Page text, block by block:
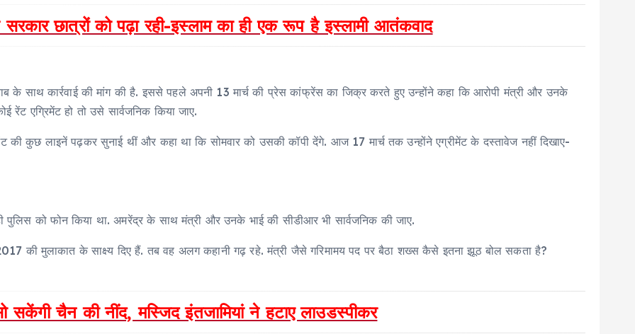
छात्रों को पढ़ा रही-इस्लाम का ही एक रूप है इस्लामी आतंकवाद
साथ कार्रवाई की मांग की है. इससे पहले अपनी 13 मार्च की प्रेस कांफ्रेंस का जिक्र करते हुए उन्होंने कहा कि आरोपी मंत्री और उनके
एग्रिमेंट हो तो उसे सार्वजनिक किया जाए.
की कुछ लाइनें पढ़कर सुनाई थीं और कहा था कि सोमवार को उसकी कॉपी देंगे. आज 17 मार्च तक उन्होंने एग्रीमेंट के दस्तावेज नहीं दिखाए-
पुलिस को फोन किया था. अमरेंद्र के साथ मंत्री और उनके भाई की सीडीआर भी सार्वजनिक की जाए.
की मुलाकात के साक्ष्य दिए हैं. तब वह अलग कहानी गढ़ रहे. मंत्री जैसे गरिमामय पद पर बैठा शख्स कैसे इतना झूठ बोल सकता है?
सकेंगी चैन की नींद, मस्जिद इंतजामियां ने हटाए लाउडस्पीकर